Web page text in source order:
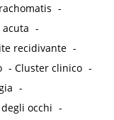
-
-
recidivante -
-Cluster clinico -
-
occhi -